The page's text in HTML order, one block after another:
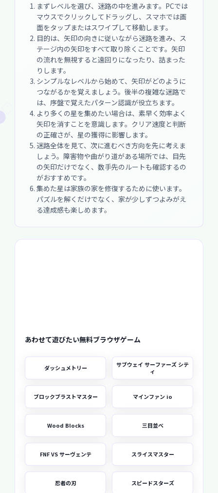
まずレベルを選び、迷路の中を進みます。PCでは
マウスでクリックしてドラッグし、スマホでは画
面をタップまたはスワイプして移動します。
目的は、矢印の向きに従いながら迷路を進み、ス
テージ内の矢印をすべて取り除くことです。矢印
の流れを無視すると遠回りになったり、詰まった
りします。
シンプルなレベルから始めて、矢印がどのように
つながるかを覚えましょう。後半の複雑な迷路で
は、序盤で覚えたパターン認識が役立ちます。
より多くの星を集めたい場合は、素早く効率よく
矢印を消すことを意識します。クリア速度と判断
の正確さが、星の獲得に影響します。
迷路全体を見て、次に進むべき方向を先に考えま
しょう。障害物や曲がり道がある場所では、目先
の矢印だけでなく、数手先のルートも確認するの
がおすすめです。
集めた星は家族の家を修復するために使います。
パズルを解くだけでなく、家が少しずつよみがえ
る達成感も楽しめます。
あわせて遊びたい無料ブラウザゲーム
ダッシュメトリー
サブウェイ サーファーズ シテ
ィ
ブロックブラストマスター マインファン io
Wood Blocks 三目並べ
FNF VS サーヴェンテ スライスマスター
忍者の刃 スピードスターズ